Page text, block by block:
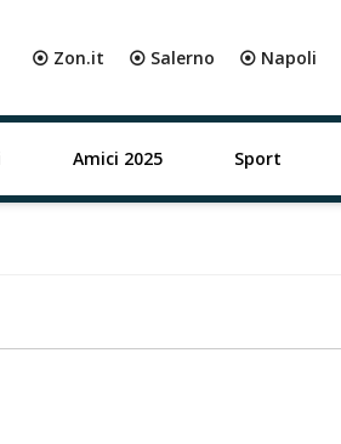
⦿ Zon.it ⦿ Salerno ⦿ Napoli
Amici 2025 Sport